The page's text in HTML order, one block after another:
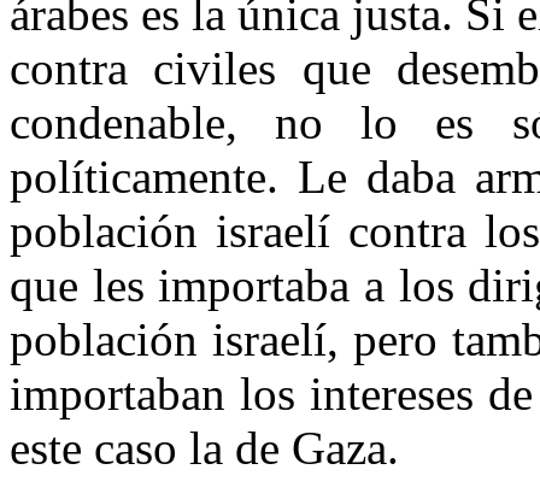
árabes es la única justa. Si
contra civiles que
condenable, no lo es
políticamente. Le daba
población israelí contra
que les importaba a los
población israelí, pero
importaban los intereses
este caso la de Gaza.